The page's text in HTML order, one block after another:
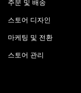
주문 및 배송
스토어 디자인
마케팅 및 전환
스토어 관리